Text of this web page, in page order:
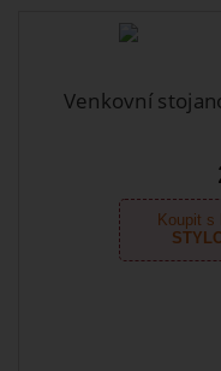
Venkovní
Koupit s